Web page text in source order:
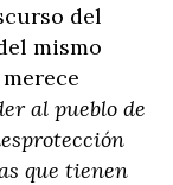
del
mismo
al pueblo de
que tienen